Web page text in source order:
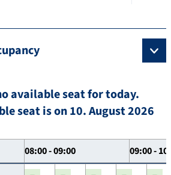
available seat for today.
seat is on 10. August 2026
08:00 - 09:00 09:00 -